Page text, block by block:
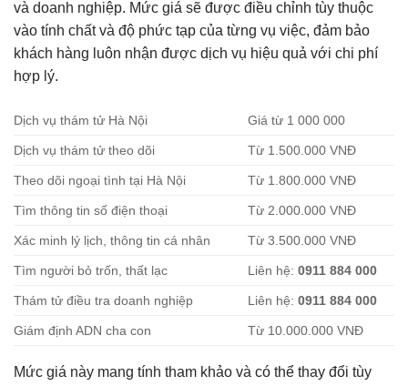
và doanh nghiệp. Mức giá sẽ được điều chỉnh tùy thuộc
vào tính chất và độ phức tạp của từng vụ việc, đảm bảo
khách hàng luôn nhận được dịch vụ hiệu quả với chi phí
hợp lý.
Dịch vụ thám tử Hà Nội Giá từ 1 000 000
Dịch vụ thám tử theo dõi Từ 1.500.000 VNĐ
Theo dõi ngoại tình tại Hà Nội Từ 1.800.000 VNĐ
Tìm thông tin số điện thoại Từ 2.000.000 VNĐ
Xác minh lý lịch, thông tin cá nhân Từ 3.500.000 VNĐ
Tìm người bỏ trốn, thất lạc Liên hệ:0911 884 000
Thám tử điều tra doanh nghiệp Liên hệ:0911 884 000
Giám định ADN cha con Từ 10.000.000 VNĐ
Mức giá này mang tính tham khảo và có thể thay đổi tùy